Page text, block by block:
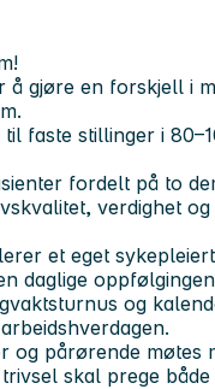
gjøre en forskjell i
faste stillinger i
fordelt på to
verdighet
et eget
daglige
og
og pårørende møtes
skal prege